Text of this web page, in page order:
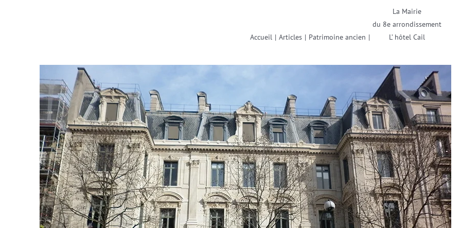
Accueil | Articles | Patrimoine ancien |
La Mairie
du 8e arrondissement
L’ hôtel Cail